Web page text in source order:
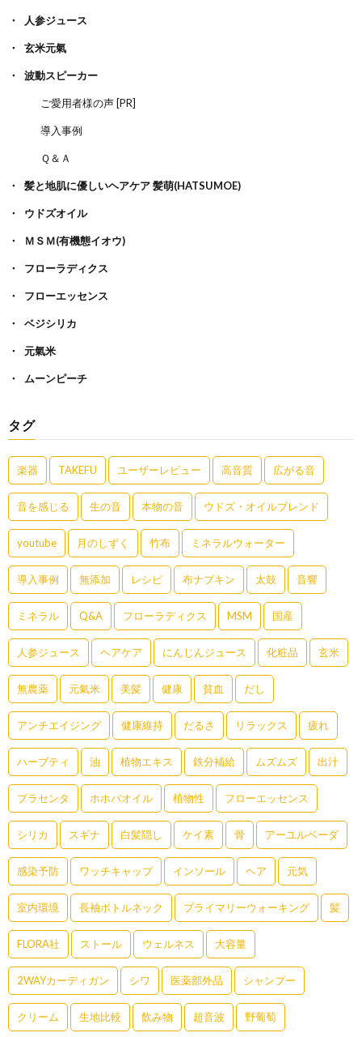
人参ジュース
玄米元氣
波動スピーカー
ご愛用者様の声 [PR]
導入事例
Ｑ＆Ａ
髪と地肌に優しいヘアケア 髪萌(HATSUMOE)
ウドズオイル
ＭＳＭ(有機態イオウ)
フローラディクス
フローエッセンス
ベジシリカ
元氣米
ムーンピーチ
タグ
楽器 TAKEFU ユーザーレビュー 高音質 広がる音
音を感じる 生の音 本物の音 ウドズ・オイルブレンド
youtube 月のしずく 竹布 ミネラルウォーター
導入事例 無添加 レシピ 布ナプキン 太鼓 音響
ミネラル Q&A フローラディクス MSM 国産
人参ジュース ヘアケア にんじんジュース 化粧品 玄米
無農薬 元氣米 美髪 健康 貧血 だし
アンチエイジング 健康維持 だるさ リラックス 疲れ
ハーブティ 油 植物エキス 鉄分補給 ムズムズ 出汁
プラセンタ ホホバオイル 植物性 フローエッセンス
シリカ スギナ 白髪隠し ケイ素 骨 アーユルベーダ
感染予防 ワッチキャップ インソール ヘア 元気
室内環境 長袖ボトルネック プライマリーウォーキング 髪
FLORA社 ストール ウェルネス 大容量
2WAYカーディガン シワ 医薬部外品 シャンプー
クリーム 生地比較 飲み物 超音波 野葡萄